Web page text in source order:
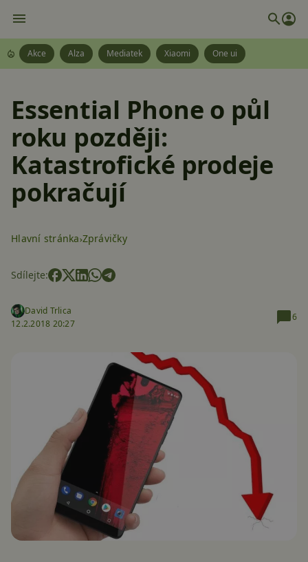
Akce Alza Mediatek Xiaomi One ui
Essential Phone o půl
roku později:
Katastrofické prodeje
pokračují
Hlavní stránka Zprávičky
Sdílejte:
David Trlica
12.2.2018 20:27
6